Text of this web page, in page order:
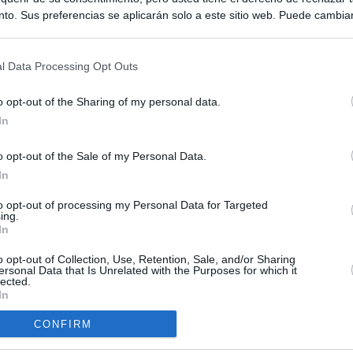
Sus preferencias se aplicarán solo a este sitio web. Puede
Data Processing Opt Outs
opt-out of the Sharing of my personal data.
opt-out of the Sale of my Personal Data.
opt-out of processing my Personal Data for Targeted
opt-out of Collection, Use, Retention, Sale, and/or Sharing
Data that Is Unrelated with the Purposes for which it
CONFIRM
Ayuso señaló por la compra del ático: "Lo que no se dice es
residencia oficial para la presidenta"
Ayuso no puede destinar directamente la venta del ático de
por los incendios